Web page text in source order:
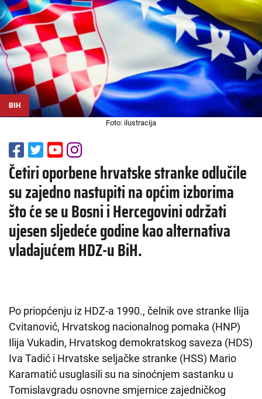
BIH
Foto: ilustracija
Četiri oporbene hrvatske stranke odlučile
su zajedno nastupiti na općim izborima
što će se u Bosni i Hercegovini održati
ujesen sljedeće godine kao alternativa
vladajućem HDZ-u BiH.
Po priopćenju iz HDZ-a 1990., čelnik ove stranke Ilija
Cvitanović, Hrvatskog nacionalnog pomaka (HNP)
Ilija Vukadin, Hrvatskog demokratskog saveza (HDS)
Iva Tadić i Hrvatske seljačke stranke (HSS) Mario
Karamatić usuglasili su na sinoćnjem sastanku u
Tomislavgradu osnovne smjernice zajedničkog